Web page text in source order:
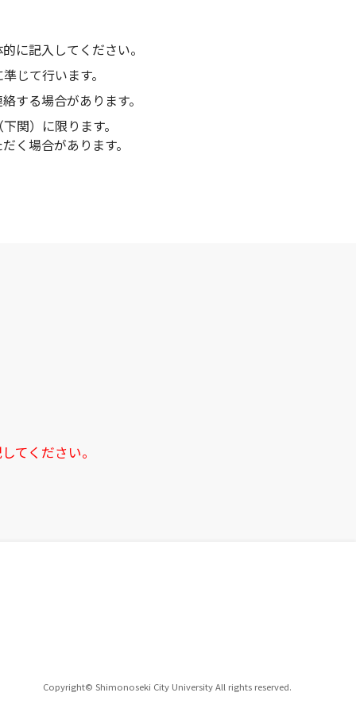
に記入してください。
じて行います。
する場合があります。
関）に限ります。
く場合があります。
てください。
Copyright© Shimonoseki City University All rights reserved.